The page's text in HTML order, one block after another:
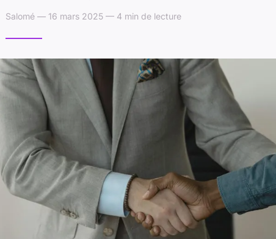
Salomé — 16 mars 2025 — 4 min de lecture